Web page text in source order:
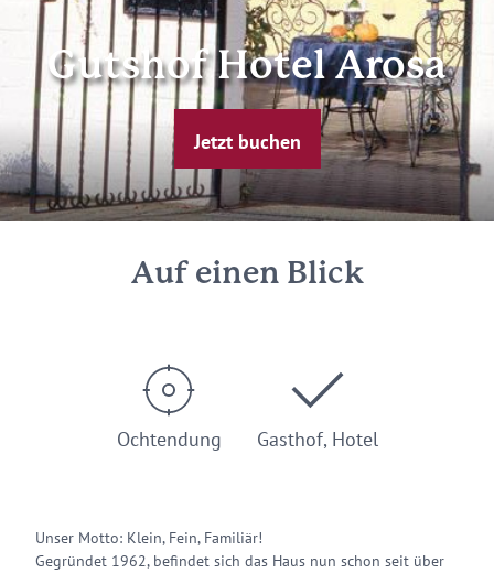
Gutshof Hotel Arosa
Jetzt buchen
Auf einen Blick
Ochtendung Gasthof, Hotel
Unser Motto: Klein, Fein, Familiär!
Gegründet 1962, befindet sich das Haus nun schon seit über